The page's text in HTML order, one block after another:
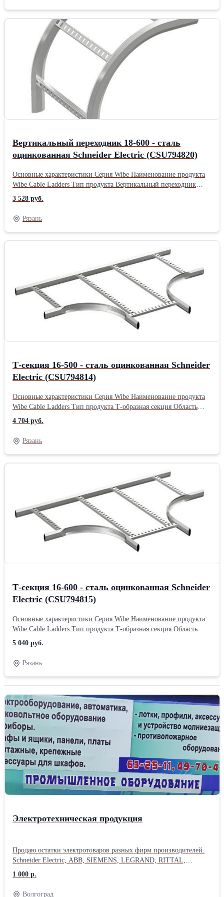
профиль Предназначение продукта Кабельных лотков
лестничного типа 400 мм ширина Место монтажа Наружная/в
помещении Материал Сталь, оцинкованный горячим способом
Высота 452 мм Глубина 452 мм Ширина 400 мм Вес 2,3
кгПроизводитель: Schneider Electric Тип: Лестничные Материал:
Оцинкованные Длина: 45.2 см Ширина: 40 см Высота: 45.2 см
Вес: 2.3 кг
Вертикальный переходник 18-600 - сталь
оцинкованная Schneider Electric (CSU794820)
Основные характеристики Серия Wibe Наименование продукта
Wibe Cable Ladders Тип продукта Вертикальный переходник
Область применения Промышленное использование
Дополнительные характеристики Тип смены направления
Вертикальный Внутренний радиус 272 мм Тип бокового
профиля Закрытый профиль Тип ступени Перфорированный
профиль Предназначение продукта Кабельных лотков
кгПроизводитель: Schneider Electric Тип: Лестничные Материал:
Оцинкованные Длина: 45.2 см Ширина: 60 см Высота: 45.2 см
Вес: 2.7 кг
3 528 руб.
Рязань
Т-секция 16-500 - сталь оцинкованная Schneider
Electric (CSU794814)
Основные характеристики Серия Wibe Наименование продукта
Wibe Cable Ladders Тип продукта Т-образная секция Область
применения Промышленное использование Дополнительные
характеристики Внутренний радиус 268 мм Тип бокового
профиля Закрытый профиль Тип ступени Перфорированный
профиль Предназначение продукта Кабельных лотков
лестничного типа 600 мм ширина Место монтажа Наружная/в
Расстояние между ступеньками/ поперечинами 250
ммПроизводитель: Schneider Electric Тип: Лестничные
Материал: Оцинкованные Длина: 129.7 см Ширина: 89.7 см
Высота: 5.5 см Вес: 5.3 кг
4 704 руб.
Рязань
Т-секция 16-600 - сталь оцинкованная Schneider
Electric (CSU794815)
Основные характеристики Серия Wibe Наименование продукта
Wibe Cable Ladders Тип продукта Т-образная секция Область
применения Промышленное использование Дополнительные
характеристики Внутренний радиус 268 мм Тип бокового
профиля Закрытый профиль Тип ступени Перфорированный
профиль Предназначение продукта Кабельных лотков
лестничного типа 600 мм ширина Место монтажа Наружная/в
Высота 55 мм Длина 1397 мм Ширина 997 мм Вес 6 кг
Расстояние между ступеньками/ поперечинами 250
ммПроизводитель: Schneider Electric Тип: Лестничные
Материал: Оцинкованные Длина: 139.7 см Ширина: 99.7 см
Высота: 5.5 см Вес: 6 кг
5 040 руб.
Рязань
Электротехническая продукция
Продаю остатки электротоваров разных фирм производителей.
Schneider Electric, ABB, SIEMENS, LEGRAND, RITTAL,
WOHNER, ПРОВЕНТО, CABUR, Iboco, DKC, Weldmuller,
Wieland Electric, WAGO, Phoenix contact, FINDER, ADDERLINK,
Amphenol, Emerson, Fanuc, Gefen, HELUKABEL, HLAK
1 000 р.
Волгоград